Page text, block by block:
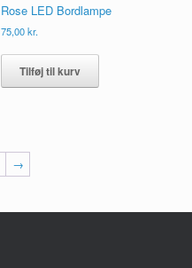
Rose LED Bordlampe
75,00kr.
Tilføj til kurv
→